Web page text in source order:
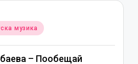
музика
– Пообещай